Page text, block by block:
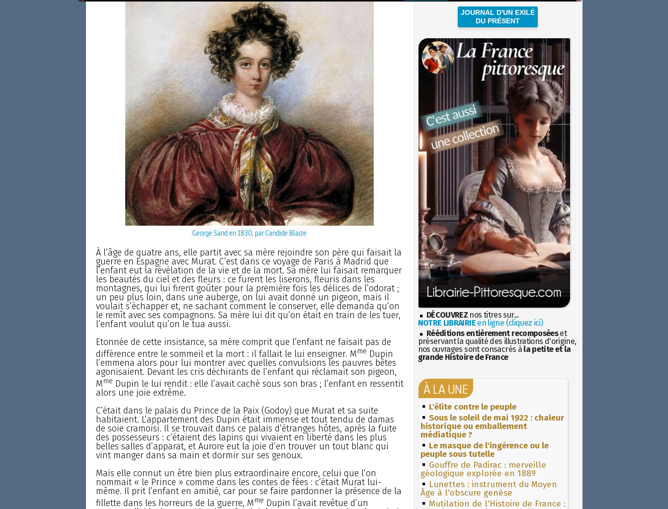
George Sand en 1830, par Candide Blaize
À l’âge de quatre ans, elle partit avec sa mère rejoindre son père qui faisait la
guerre en Espagne avec Murat. C’est dans ce voyage de Paris à Madrid que
l’enfant eut la révélation de la vie et de la mort. Sa mère lui faisait remarquer
les beautés du ciel et des fleurs : ce furent les liserons, fleuris dans les
montagnes, qui lui firent goûter pour la première fois les délices de l’odorat ;
un peu plus loin, dans une auberge, on lui avait donné un pigeon, mais il
voulait s’échapper et, ne sachant comment le conserver, elle demanda qu’on
le remît avec ses compagnons. Sa mère lui dit qu’on était en train de les tuer,
l’enfant voulut qu’on le tua aussi.
Etonnée de cette insistance, sa mère comprit que l’enfant ne faisait pas de
différence entre le sommeil et la mort : il fallait le lui enseigner. Mme Dupin
l’emmena alors pour lui montrer avec quelles convulsions les pauvres bêtes
agonisaient. Devant les cris déchirants de l’enfant qui réclamait son pigeon,
Mme Dupin le lui rendit : elle l’avait caché sous son bras ; l’enfant en ressentit
alors une joie extrême.
C’était dans le palais du Prince de la Paix (Godoy) que Murat et sa suite
habitaient. L’appartement des Dupin était immense et tout tendu de damas
de soie cramoisi. Il se trouvait dans ce palais d’étranges hôtes, après la fuite
des possesseurs : c’étaient des lapins qui vivaient en liberté dans les plus
belles salles d’apparat, et Aurore eut la joie d’en trouver un tout blanc qui
vint manger dans sa main et dormir sur ses genoux.
Mais elle connut un être bien plus extraordinaire encore, celui que l’on
nommait « le Prince » comme dans les contes de fées : c’était Murat lui-
même. Il prit l’enfant en amitié, car pour se faire pardonner la présence de la
fillette dans les horreurs de la guerre, Mme Dupin l’avait revêtue d’un
JOURNAL D'UN EXILÉ
DU PRÉSENT
DÉCOUVREZ nos titres sur...
NOTRE LIBRAIRIEen ligne (cliquez ici)
Rééditions entièrement recomposéeset
préservant la qualité des illustrations d'origine,
nos ouvrages sont consacrés à la petite et la
grande Histoire de France
À LA UNE
L'élite contre le peuple
Sous le soleil de mai 1922 : chaleur
historique ou emballement
médiatique ?
Le masque de l'ingérence ou le
peuple sous tutelle
Gouffre de Padirac : merveille
géologique explorée en 1889
Lunettes : instrument du Moyen
Âge à l'obscure genèse
Mutilation de l'Histoire de France :